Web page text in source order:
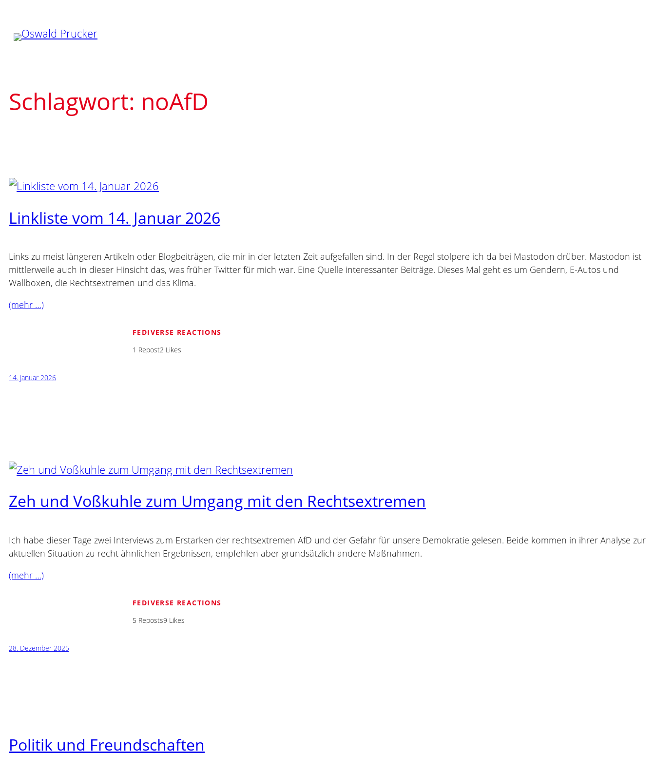
Inhalt
springen
Schlagwort: noAfD
Linkliste vom 14. Januar 2026
Links zu meist längeren Artikeln oder Blogbeiträgen, die mir in der letzten Zeit aufgefallen sind. In der Regel stolpere ich da bei Mastodon drüber. Mastodon ist
mittlerweile auch in dieser Hinsicht das, was früher Twitter für mich war. Eine Quelle interessanter Beiträge. Dieses Mal geht es um Gendern, E-Autos und
Wallboxen, die Rechtsextremen und das Klima.
(mehr …)
FEDIVERSE REACTIONS
1 Repost2 Likes
14. Januar 2026
Zeh und Voßkuhle zum Umgang mit den Rechtsextremen
Ich habe dieser Tage zwei Interviews zum Erstarken der rechtsextremen AfD und der Gefahr für unsere Demokratie gelesen. Beide kommen in ihrer Analyse zur
aktuellen Situation zu recht ähnlichen Ergebnissen, empfehlen aber grundsätzlich andere Maßnahmen.
(mehr …)
FEDIVERSE REACTIONS
5 Reposts9 Likes
28. Dezember 2025
Politik und Freundschaften